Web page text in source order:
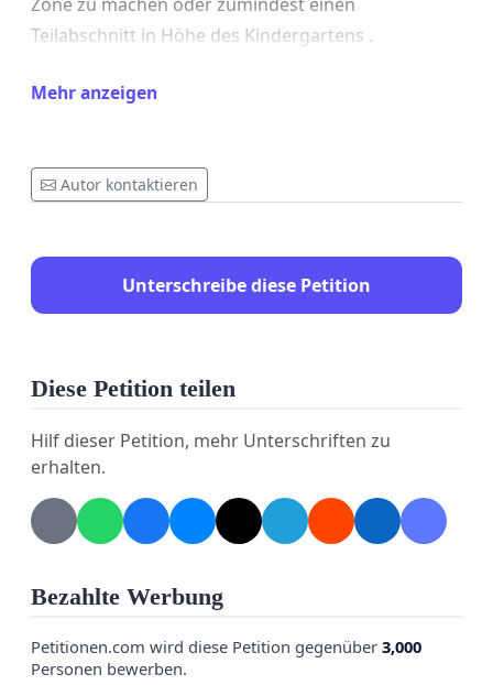
Teilabschnitt in Höhe des Kindergartens .
Dafür benötigen wir eure Unterstützung bitte
Saskia Nell
Mehr anzeigen
Autor kontaktieren
Unterschreibe diese Petition
Diese Petition teilen
Hilf dieser Petition, mehr Unterschriften zu
erhalten.
Bezahlte Werbung
Petitionen.com wird diese Petition gegenüber 3,000
Personen bewerben.